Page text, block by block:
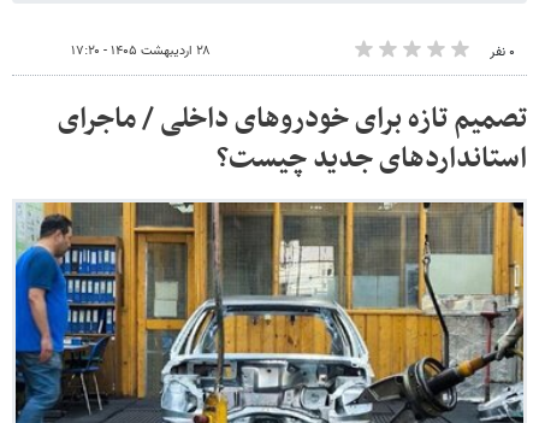
۰ نفر ۲۸ اردیبهشت ۱۴۰۵ - ۱۷:۲۰
تصمیم تازه برای خودروهای داخلی / ماجرای
استانداردهای جدید چیست؟